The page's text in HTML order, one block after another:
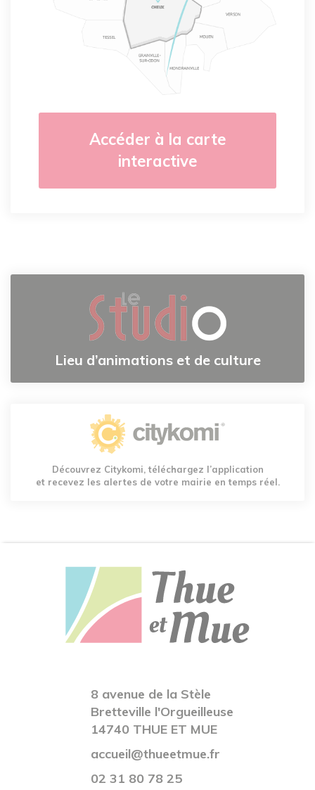
Accéder à la carte
interactive
Lieu d’animations et de culture
Découvrez Citykomi, téléchargez l’application
et recevez les alertes de votre mairie en temps réel.
8 avenue de la Stèle
Bretteville l'Orgueilleuse
14740 THUE ET MUE
accueil@thueetmue.fr
02 31 80 78 25